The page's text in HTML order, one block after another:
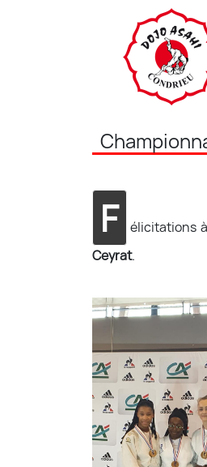
F élicitations
Ceyrat.